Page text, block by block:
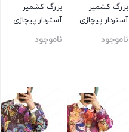
بزرگ کشمیر
آستردار پیچازی
ناموجود
بزرگ کشمیر
آستردار پیچازی
ناموجود